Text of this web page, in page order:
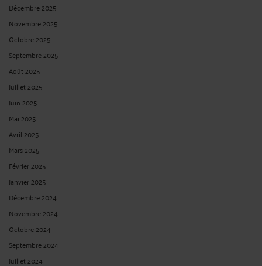
Décembre 2025
Novembre 2025
Octobre 2025
Septembre 2025
Août 2025
Juillet 2025
Juin 2025
Mai 2025
Avril 2025
Mars 2025
Février 2025
Janvier 2025
Décembre 2024
Novembre 2024
Octobre 2024
Septembre 2024
Juillet 2024